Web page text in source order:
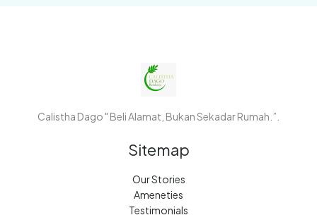
Calistha Dago " Beli Alamat, Bukan Sekadar Rumah.”.
Sitemap
Our Stories
Ameneties
Testimonials